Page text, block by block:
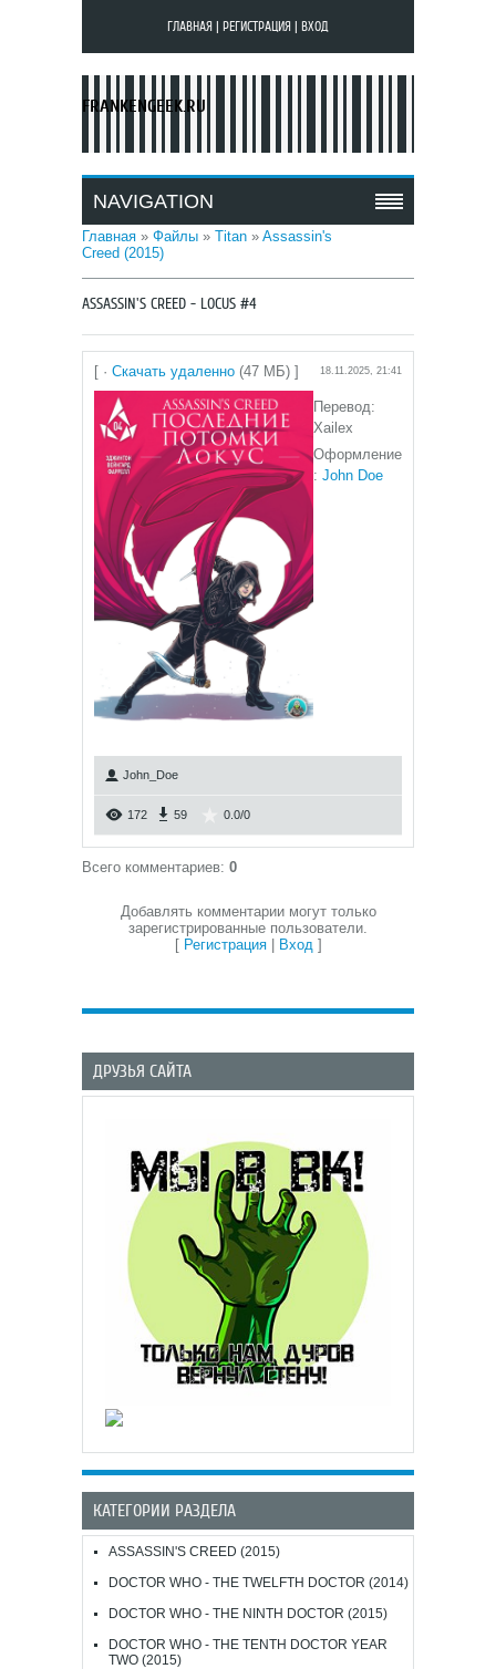
ГЛАВНАЯ РЕГИСТРАЦИЯ ВХОД
FRANKENGEEK.RU
NAVIGATION
Главная » Файлы » Titan » Assassin's
Creed (2015)
ASSASSIN'S CREED - LOCUS #4
[ · Скачать удаленно (47 МБ) ] 18.11.2025, 21:41
Перевод:
Xailex
Оформление
: John Doe
John_Doe
172 59 0.0/0
Всего комментариев: 0
Добавлять комментарии могут только
зарегистрированные пользователи.
[ Регистрация| Вход]
ДРУЗЬЯ САЙТА
КАТЕГОРИИ РАЗДЕЛА
ASSASSIN'S CREED (2015)
DOCTOR WHO - THE TWELFTH DOCTOR (2014)
DOCTOR WHO - THE NINTH DOCTOR (2015)
DOCTOR WHO - THE TENTH DOCTOR YEAR
TWO (2015)